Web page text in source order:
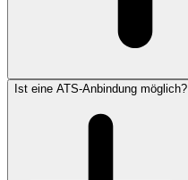
Ist eine ATS-Anbindung möglich?